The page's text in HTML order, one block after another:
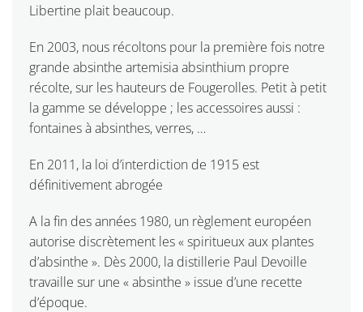
Libertine plait beaucoup.
En 2003, nous récoltons pour la première fois notre
grande absinthe artemisia absinthium propre
récolte, sur les hauteurs de Fougerolles. Petit à petit
la gamme se développe ; les accessoires aussi :
fontaines à absinthes, verres, …
En 2011, la loi d’interdiction de 1915 est
définitivement abrogée
A la fin des années 1980, un règlement européen
autorise discrètement les « spiritueux aux plantes
d’absinthe ». Dès 2000, la distillerie Paul Devoille
travaille sur une « absinthe » issue d’une recette
d’époque.